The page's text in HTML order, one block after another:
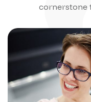
cornerstone